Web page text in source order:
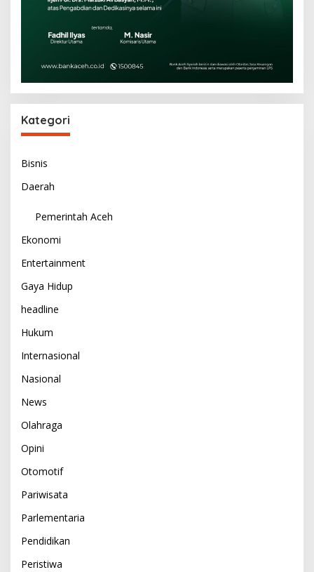
Kategori
Bisnis
Daerah
Pemerintah Aceh
Ekonomi
Entertainment
Gaya Hidup
headline
Hukum
Internasional
Nasional
News
Olahraga
Opini
Otomotif
Pariwisata
Parlementaria
Pendidikan
Peristiwa